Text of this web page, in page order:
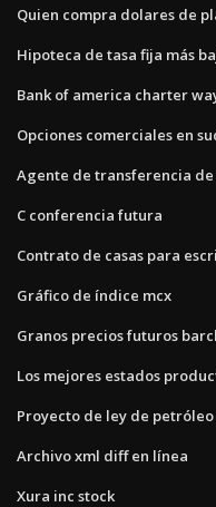
Quien compra dolares de
Hipoteca de tasa fija más
Bank of america charter
Opciones comerciales en
Agente de transferencia
C conferencia futura
Contrato de casas para
Gráfico de índice mcx
Granos precios futuros
Los mejores estados
Proyecto de ley de
Archivo xml diff en línea
Xura inc stock